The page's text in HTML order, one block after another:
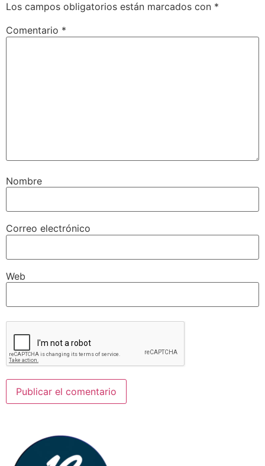
Los campos obligatorios están marcados con *
Comentario *
Nombre
Correo electrónico
Web